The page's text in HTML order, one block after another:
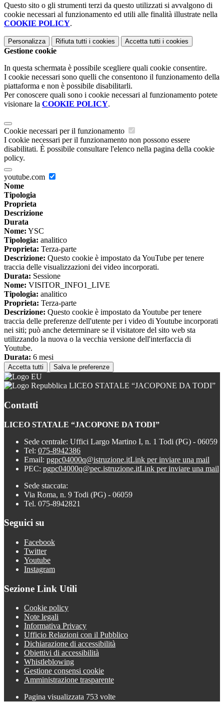
Questo sito o gli strumenti terzi da questo utilizzati si avvalgono di
cookie necessari al funzionamento ed utili alle finalità illustrate nella
COOKIE POLICY.
Personalizza Rifiuta tutti i cookies Accetta tutti i cookies
Gestione cookie
In questa schermata è possibile scegliere quali cookie consentire.
I cookie necessari sono quelli che consentono il funzionamento della
piattaforma e non è possibile disabilitarli.
Per conoscere quali sono i cookie necessari al funzionamento potete
visionare la COOKIE POLICY.
Cookie necessari per il funzionamento
I cookie necessari per il funzionamento non possono essere
disabilitati. È possibile consultare l'elenco nella pagina della cookie
policy.
youtube.com
Nome
Tipologia
Proprieta
Descrizione
Durata
Nome: YSC
Tipologia: analitico
Proprieta: Terza-parte
Descrizione: Questo cookie è impostato da YouTube per tenere
traccia delle visualizzazioni dei video incorporati.
Durata: Sessione
Nome: VISITOR_INFO1_LIVE
Tipologia: analitico
Proprieta: Terza-parte
Descrizione: Questo cookie è impostato da Youtube per tenere
traccia delle preferenze dell'utente per i video di Youtube incorporati
nei siti; può anche determinare se il visitatore del sito web sta
utilizzando la nuova o la vecchia versione dell'interfaccia di
Youtube.
Durata: 6 mesi
Accetta tutti Salva le preferenze
LICEO STATALE “JACOPONE DA TODI”
Contatti
LICEO STATALE “JACOPONE DA TODI”
Sede centrale: Uffici Largo Martino I, n. 1 Todi (PG) - 06059
Tel: 075-8942386
Email: pgpc04000q@istruzione.itLink per inviare una mail
PEC: pgpc04000q@pec.istruzione.itLink per inviare una mail
Sede staccata:
Via Roma, n. 9 Todi (PG) - 06059
Tel. 075-8942821
Seguici su
Facebook
Twitter
Youtube
Instagram
Sezione Link Utili
Cookie policy
Note legali
Informativa Privacy
Ufficio Relazioni con il Pubblico
Dichiarazione di accessibilità
Obiettivi di accessibilità
Whistleblowing
Gestione consensi cookie
Amministrazione trasparente
Pagina visualizzata 753 volte